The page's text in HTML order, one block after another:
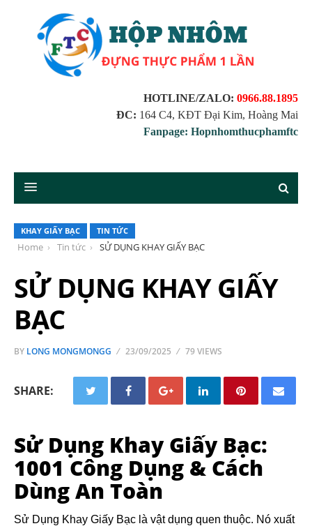
HOTLINE/ZALO: 0966.88.1895
ĐC: 164 C4, KĐT Đại Kim, Hoàng Mai
Fanpage: Hopnhomthucphamftc
KHAY GIẤY BẠC TIN TỨC
Home Tin tức SỬ DỤNG KHAY GIẤY BẠC
SỬ DỤNG KHAY GIẤY
BẠC
BY LONG MONGMONGG 23/09/2025 79 VIEWS
SHARE:
Sử Dụng Khay Giấy Bạc:
1001 Công Dụng & Cách
Dùng An Toàn
Sử Dụng Khay Giấy Bạc là vật dụng quen thuộc. Nó xuất